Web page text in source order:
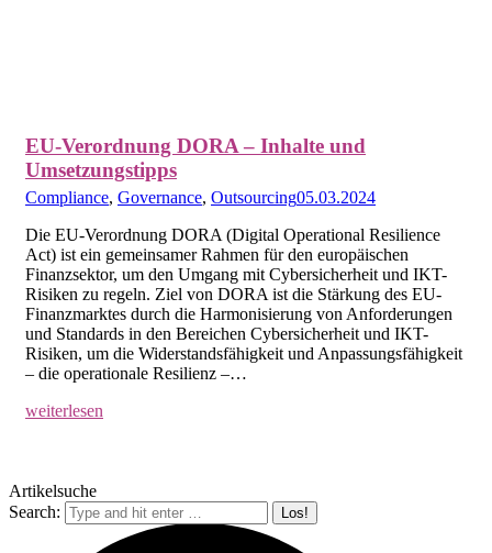
EU-Verordnung DORA – Inhalte und
Umsetzungstipps
Compliance, Governance, Outsourcing05.03.2024
Die EU-Verordnung DORA (Digital Operational Resilience
Act) ist ein gemeinsamer Rahmen für den europäischen
Finanzsektor, um den Umgang mit Cybersicherheit und IKT-
Risiken zu regeln. Ziel von DORA ist die Stärkung des EU-
Finanzmarktes durch die Harmonisierung von Anforderungen
und Standards in den Bereichen Cybersicherheit und IKT-
Risiken, um die Widerstandsfähigkeit und Anpassungsfähigkeit
– die operationale Resilienz –…
weiterlesen
Artikelsuche
Search: